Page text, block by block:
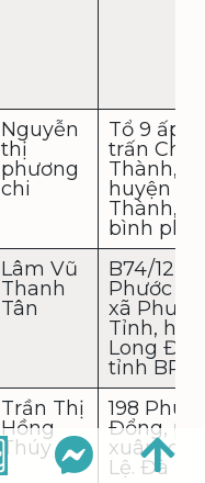
Nguyễn
thị
phương
chi
Tổ 9 ấp
trấn
Thành,
huyện
Thành,
bình
Lâm Vũ
Thanh
Tân
B74/12,
Phước
xã Phước
Tỉnh,
Long
tỉnh BR-
Trần Thị
Hồng
Thúy
198 Phù
Đổng, p.
xuân, q.
Lệ. Đà